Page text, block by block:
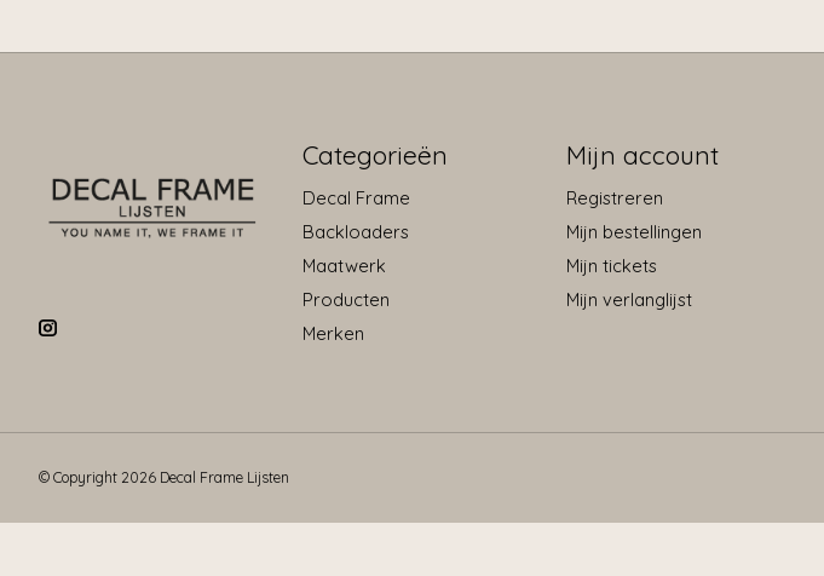
Categorieën
Decal Frame
Backloaders
Maatwerk
Producten
Merken
Mijn account
Registreren
Mijn bestellingen
Mijn tickets
Mijn verlanglijst
© Copyright 2026 Decal Frame Lijsten